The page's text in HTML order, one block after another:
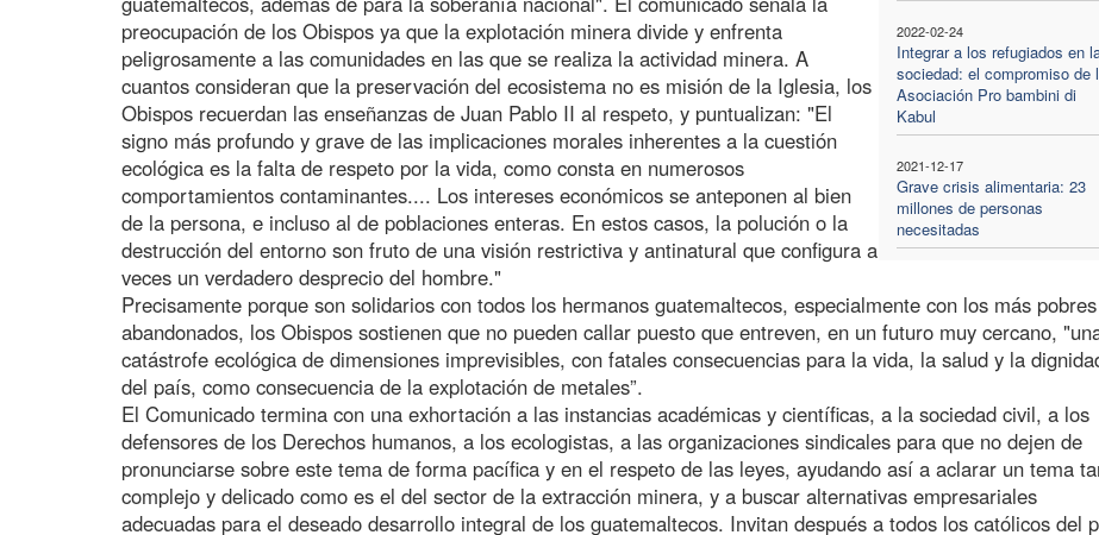
2022-02-24
Integrar a los refugiados en
sociedad: el compromiso de
Asociación Pro bambini di
Kabul
2021-12-17
Grave crisis alimentaria: 23
millones de personas
necesitadas
preocupación de los Obispos ya que la explotación minera divide y enfrenta
peligrosamente a las comunidades en las que se realiza la actividad minera. A
cuantos consideran que la preservación del ecosistema no es misión de la Iglesia, los
Obispos recuerdan las enseñanzas de Juan Pablo II al respeto, y puntualizan: "El
signo más profundo y grave de las implicaciones morales inherentes a la cuestión
ecológica es la falta de respeto por la vida, como consta en numerosos
comportamientos contaminantes.... Los intereses económicos se anteponen al bien
de la persona, e incluso al de poblaciones enteras. En estos casos, la polución o la
destrucción del entorno son fruto de una visión restrictiva y antinatural que configura a
veces un verdadero desprecio del hombre."
Precisamente porque son solidarios con todos los hermanos guatemaltecos, especialmente con los más
abandonados, los Obispos sostienen que no pueden callar puesto que entreven, en un futuro muy cercano,
catástrofe ecológica de dimensiones imprevisibles, con fatales consecuencias para la vida, la salud y la
del país, como consecuencia de la explotación de metales”.
El Comunicado termina con una exhortación a las instancias académicas y científicas, a la sociedad civil, a los
defensores de los Derechos humanos, a los ecologistas, a las organizaciones sindicales para que no dejen de
pronunciarse sobre este tema de forma pacífica y en el respeto de las leyes, ayudando así a aclarar un tema
complejo y delicado como es el del sector de la extracción minera, y a buscar alternativas empresariales
adecuadas para el deseado desarrollo integral de los guatemaltecos. Invitan después a todos los católicos del